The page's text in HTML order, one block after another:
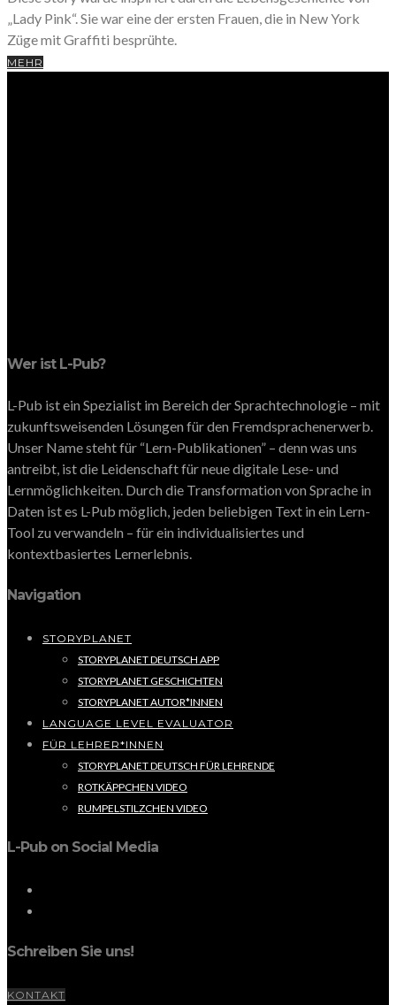
„Lady Pink“. Sie war eine der ersten Frauen, die in New York
Züge mit Graffiti besprühte.
MEHR
Wer ist L-Pub?
L-Pub ist ein Spezialist im Bereich der Sprachtechnologie – mit
zukunftsweisenden Lösungen für den Fremdsprachenerwerb.
Unser Name steht für “Lern-Publikationen” – denn was uns
antreibt, ist die Leidenschaft für neue digitale Lese- und
Lernmöglichkeiten. Durch die Transformation von Sprache in
Daten ist es L-Pub möglich, jeden beliebigen Text in ein Lern-
Tool zu verwandeln – für ein individualisiertes und
kontextbasiertes Lernerlebnis.
Navigation
STORYPLANET
STORYPLANET DEUTSCH APP
STORYPLANET GESCHICHTEN
STORYPLANET AUTOR*INNEN
LANGUAGE LEVEL EVALUATOR
FÜR LEHRER*INNEN
STORYPLANET DEUTSCH FÜR LEHRENDE
ROTKÄPPCHEN VIDEO
RUMPELSTILZCHEN VIDEO
L-Pub on Social Media
Schreiben Sie uns!
KONTAKT